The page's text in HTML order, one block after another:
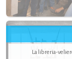
La libreria-